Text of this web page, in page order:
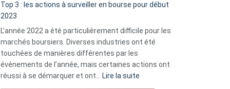
Top 3 : les actions à surveiller en bourse pour début
2023
L’année 2022 a été particulièrement difficile pour les
marchés boursiers. Diverses industries ont été
touchées de manières différentes par les
événements de l’année, mais certaines actions ont
réussi à se démarquer et ont…
Lire la suite